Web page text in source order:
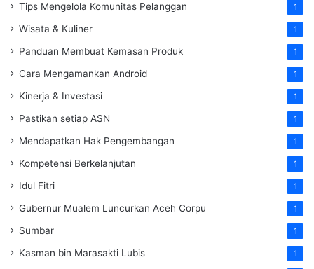
Tips Mengelola Komunitas Pelanggan 1
Wisata & Kuliner 1
Panduan Membuat Kemasan Produk 1
Cara Mengamankan Android 1
Kinerja & Investasi 1
Pastikan setiap ASN 1
Mendapatkan Hak Pengembangan 1
Kompetensi Berkelanjutan 1
Idul Fitri 1
Gubernur Mualem Luncurkan Aceh Corpu 1
Sumbar 1
Kasman bin Marasakti Lubis 1